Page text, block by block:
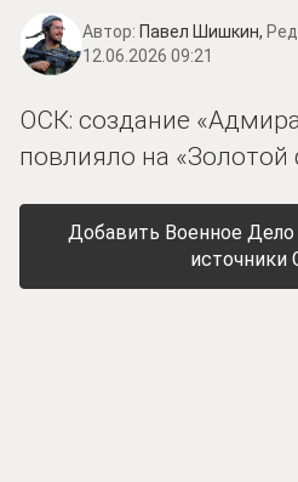
Автор: Павел Шишкин,
12.06.2026 09:21
ОСК: создание
повлияло на
Добавить Военное
источники